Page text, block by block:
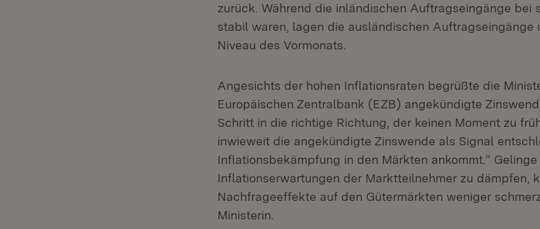
zurück. Während die inländischen Auftragseingänge bei
stabil waren, lagen die ausländischen Auftragseingänge
Niveau des Vormonats.
Angesichts der hohen Inflationsraten begrüßte die
Europäischen Zentralbank (EZB) angekündigte
Schritt in die richtige Richtung, der keinen Moment zu
inwieweit die angekündigte Zinswende als Signal
Inflationsbekämpfung in den Märkten ankommt.“
Inflationserwartungen der Marktteilnehmer zu dämpfen,
Nachfrageeffekte auf den Gütermärkten weniger
Ministerin.